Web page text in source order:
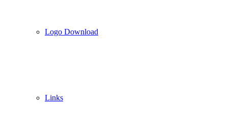
Logo Download
Links